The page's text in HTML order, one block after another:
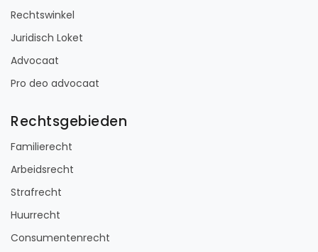
Rechtswinkel
Juridisch Loket
Advocaat
Pro deo advocaat
Rechtsgebieden
Familierecht
Arbeidsrecht
Strafrecht
Huurrecht
Consumentenrecht